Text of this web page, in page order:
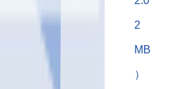
2
MB
）